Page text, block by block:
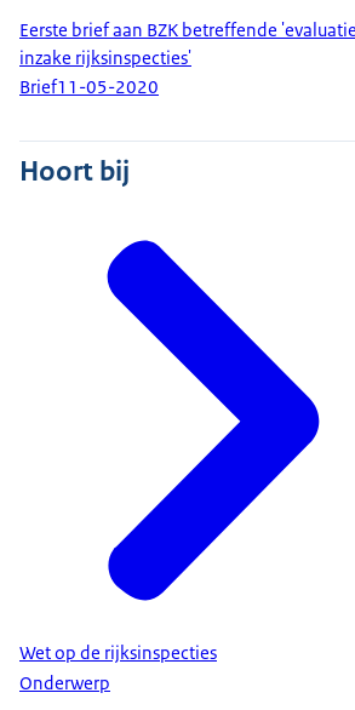
Eerste brief aan BZK betreffende
inzake rijksinspecties'
Brief11-05-2020
Hoort bij
Wet op de rijksinspecties
Onderwerp